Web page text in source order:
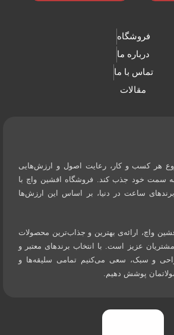
فروشگاه
درباره ما
تماس با ما
مقالات
هر کسب و کار، رعایت اصول و ارزش‌هایی
سمت خود جذب کند. فروشگاه افشین واچ با
ساعت در دنیا، بر اساس این ارزش‌ها
واچ، ارائه‌ی بهترین و جذاب‌ترین محصولات
عزیز است. با انتخاب برندهای معتبر و
و سبک، سعی می‌کنیم تمامی سلیقه‌ها و
پوشش دهیم.